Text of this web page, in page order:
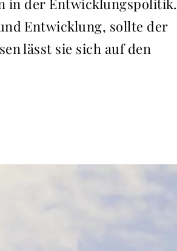
in der Entwicklungspolitik.
Entwicklung, sollte der
lässt sie sich auf den